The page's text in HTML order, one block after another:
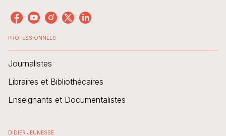
PROFESSIONNELS
Journalistes
Libraires et Bibliothécaires
Enseignants et Documentalistes
DIDIER JEUNESSE